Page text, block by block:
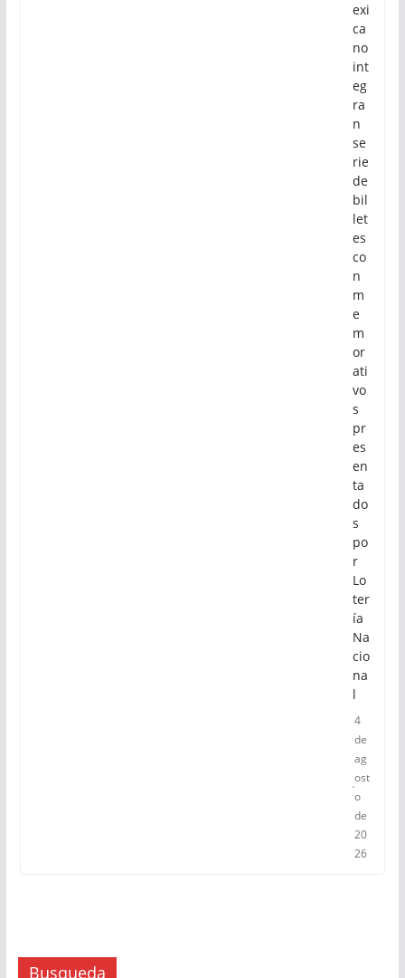
exi
ca
no
int
eg
ra
n
se
rie
de
bil
let
es
co
n
m
e
m
or
ati
vo
s
pr
es
en
ta
do
s
po
r
Lo
ter
ía
Na
cio
na
l
4
de
ag
ost
o
de
20
26
Busqueda